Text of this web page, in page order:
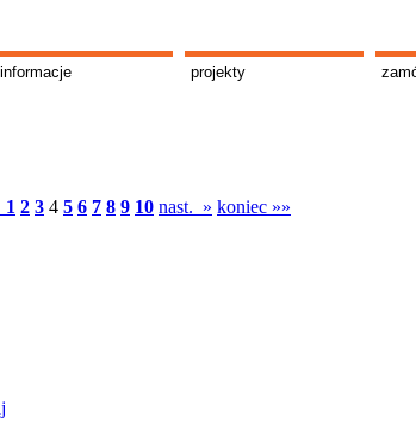
informacje projekty
1 2 3 4 5 6 7 8 9 10 nast. » koniec »»